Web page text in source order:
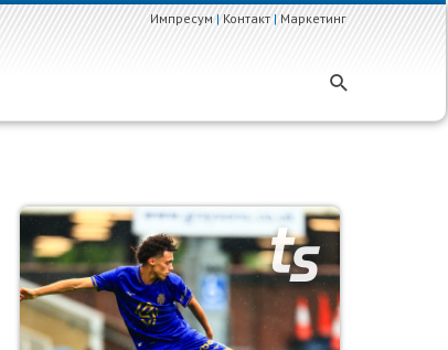
Импресум|Контакт|Маркетинг